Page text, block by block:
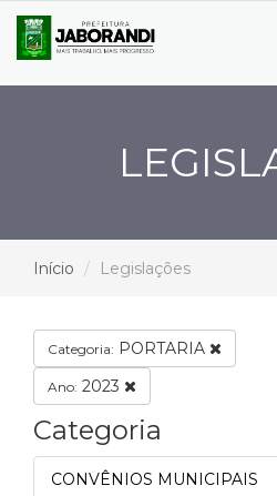
Início Legislações
Categoria: PORTARIA
Ano: 2023
Categoria
CONVÊNIOS MUNICIPAIS